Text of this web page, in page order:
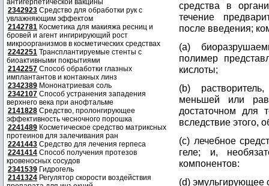
антигерпетической вакцины
2342923 Средство для обработки рук с
увлажняющим эффектом
2142781 Косметика для макияжа ресниц и
бровей и агент ингирирующий рост
микроорганизмов в косметических средствах
2242251 Трансплантируемые стенты с
биоактивными покрытиями
2142257 Способ обработки глазных
имплантантов и контакных линз
2342389 Мононатриевая соль
2342107 Способ устранения западения
верхнего века при анофтальме
2141828 Средство, пролонгирующее
эффективность чесночного порошка
2241489 Косметическое средство матриксных
протеинов для залечивания ран
2241443 Средство для лечения герпеса
2241414 Способ получения протезов
кровеносных сосудов
2341539 Гидрогель
2141324 Регулятор скорости воздействия
средства в
течение
после введения;
(a)
полимер
кислоты;
(b)
меньшей или
достаточном для
вследствие этого,
(c) лечебное
геле; и,
компонентов:
(d) эмульгирующее